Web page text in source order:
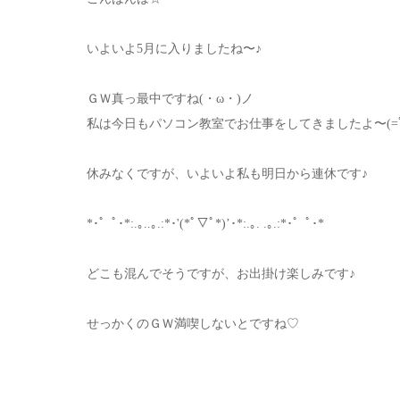
いよいよ5月に入りましたね〜♪
ＧＷ真っ最中ですね(・ω・)ノ
私は今日もパソコン教室でお仕事をしてきましたよ〜
休みなくですが、いよいよ私も明日から連休です♪
*･゜ﾟ･*:.｡..｡.:*･'(*ﾟ▽ﾟ*)’･*:.｡. .｡.:*･゜ﾟ･*
どこも混んでそうですが、お出掛け楽しみです♪
せっかくのＧＷ満喫しないとですね♡